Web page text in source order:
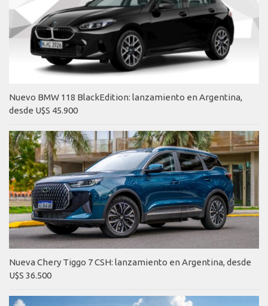
Nuevo BMW 118 BlackEdition: lanzamiento en Argentina,
desde U$S 45.900
Nueva Chery Tiggo 7 CSH: lanzamiento en Argentina, desde
U$S 36.500